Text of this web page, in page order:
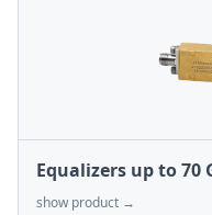
Equalizers up to 70
show product →